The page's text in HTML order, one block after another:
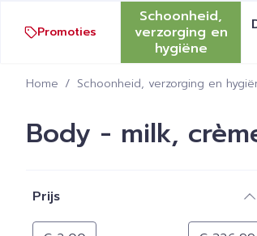
Promoties
Schoonheid,
verzorging en
hygiëne
Toon
Home / Schoonheid, verzorging en
Body - milk,
Prijs